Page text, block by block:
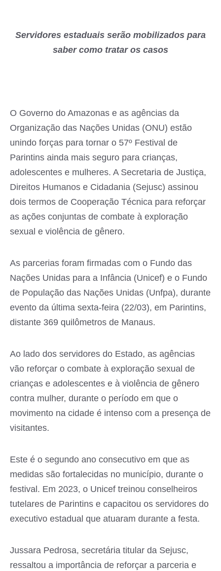
Servidores estaduais serão mobilizados para
saber como tratar os casos
O Governo do Amazonas e as agências da
Organização das Nações Unidas (ONU) estão
unindo forças para tornar o 57º Festival de
Parintins ainda mais seguro para crianças,
adolescentes e mulheres. A Secretaria de Justiça,
Direitos Humanos e Cidadania (Sejusc) assinou
dois termos de Cooperação Técnica para reforçar
as ações conjuntas de combate à exploração
sexual e violência de gênero.
As parcerias foram firmadas com o Fundo das
Nações Unidas para a Infância (Unicef) e o Fundo
de População das Nações Unidas (Unfpa), durante
evento da última sexta-feira (22/03), em Parintins,
distante 369 quilômetros de Manaus.
Ao lado dos servidores do Estado, as agências
vão reforçar o combate à exploração sexual de
crianças e adolescentes e à violência de gênero
contra mulher, durante o período em que o
movimento na cidade é intenso com a presença de
visitantes.
Este é o segundo ano consecutivo em que as
medidas são fortalecidas no município, durante o
festival. Em 2023, o Unicef treinou conselheiros
tutelares de Parintins e capacitou os servidores do
executivo estadual que atuaram durante a festa.
Jussara Pedrosa, secretária titular da Sejusc,
ressaltou a importância de reforçar a parceria e